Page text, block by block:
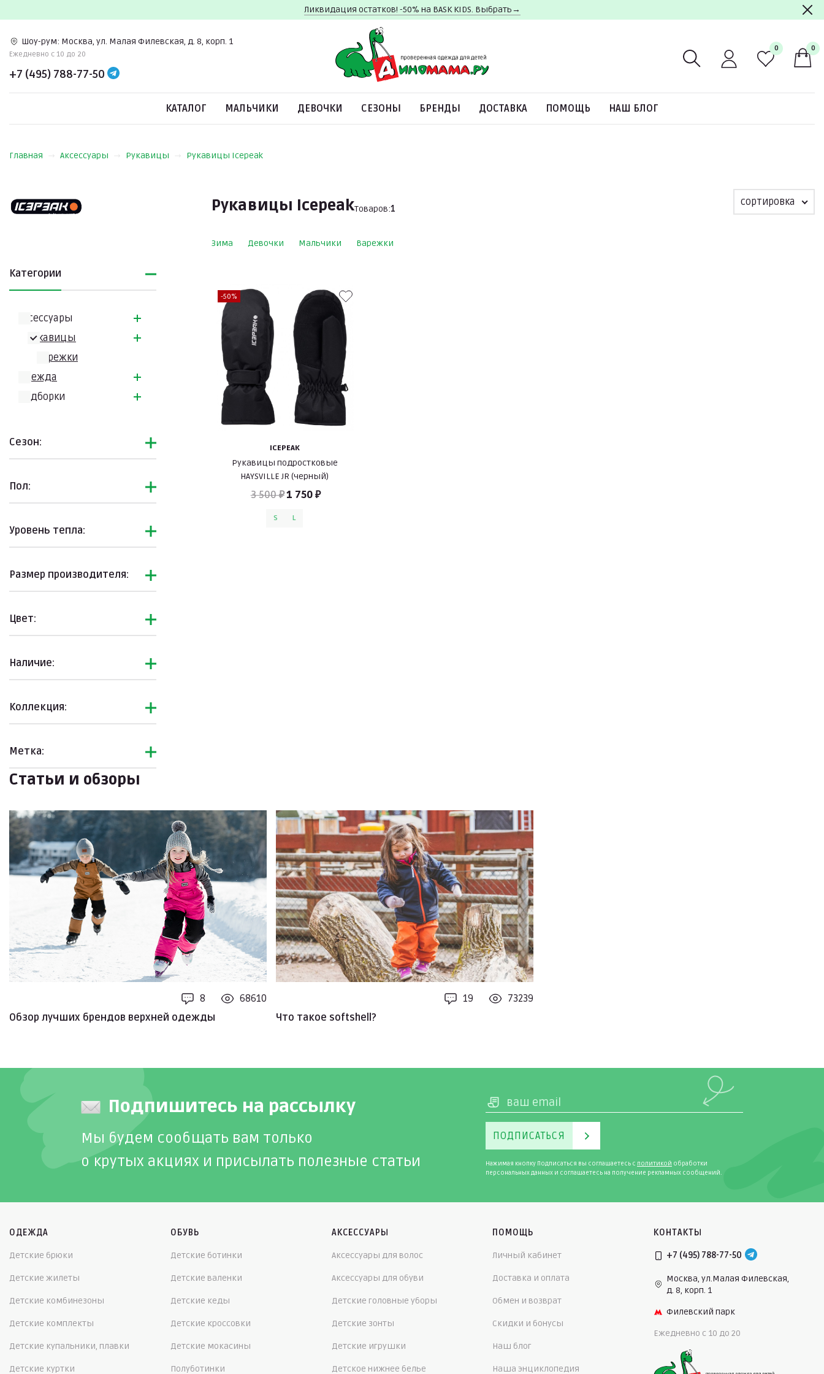
Ликвидация остатков! -50% на BASK KIDS. Выбрать→
Шоу-рум: Москва, ул. Малая Филевская, д. 8, корп. 1
Ежедневно c 10 до 20
+7 (495) 788-77-50
0 0
КАТАЛОГ МАЛЬЧИКИ ДЕВОЧКИ СЕЗОНЫ БРЕНДЫ ДОСТАВКА ПОМОЩЬ НАШ БЛОГ
Главная Аксессуары Рукавицы Рукавицы Icepeak
Категории
Аксессуары
Рукавицы
Варежки
Одежда
Подборки
Сезон:
Пол:
Уровень тепла:
Размер производителя:
Цвет:
Наличие:
Коллекция:
Метка:
Рукавицы IcepeakТоваров:1
сортировка
Зима Девочки Мальчики Варежки
-50%
ICEPEAK
Рукавицы подростковые
HAYSVILLE JR (черный)
3 500 ₽1 750 ₽
S L
Статьи и обзоры
8
68610
Обзор лучших брендов верхней одежды
19
73239
Что такое softshell?
Подпишитесь на рассылку
Мы будем сообщать вам только
о крутых акциях и присылать полезные статьи
ПОДПИСАТЬСЯ
Нажимая кнопку Подписаться вы соглашаетесь с политикой обработки
персональных данных и соглашаетесь на получение рекламных сообщений.
ОДЕЖДА
Детские брюки
Детские жилеты
Детские комбинезоны
Детские комплекты
Детские купальники, плавки
Детские куртки
ОБУВЬ
Детские ботинки
Детские валенки
Детские кеды
Детские кроссовки
Детские мокасины
Полуботинки
АКСЕССУАРЫ
Аксессуары для волос
Аксессуары для обуви
Детские головные уборы
Детские зонты
Детские игрушки
Детское нижнее белье
ПОМОЩЬ
Личный кабинет
Доставка и оплата
Обмен и возврат
Скидки и бонусы
Наш блог
Наша энциклопедия
КОНТАКТЫ
+7 (495) 788-77-50
Москва, ул.Малая Филевская,
д. 8, корп. 1
Филевский парк
Ежедневно c 10 до 20